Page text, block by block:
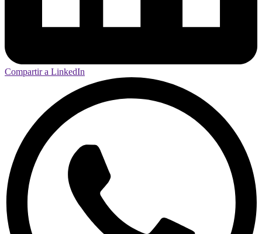
Compartir a LinkedIn